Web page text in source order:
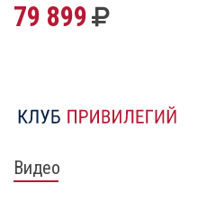
79 899
Видео